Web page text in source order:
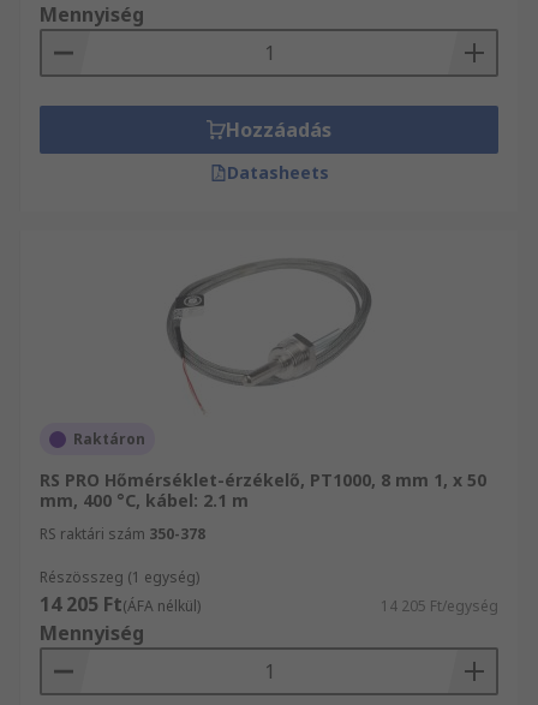
Mennyiség
Hozzáadás
Datasheets
Raktáron
RS PRO Hőmérséklet-érzékelő, PT1000, 8 mm 1, x 50
mm, 400 °C, kábel: 2.1 m
RS raktári szám 350-378
Részösszeg (1 egység)
14 205 Ft(ÁFA nélkül) 14 205 Ft/egység
Mennyiség